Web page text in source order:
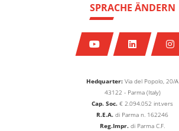
Hedquarter: Via del Popolo, 20/A
43122 - Parma (Italy)
Cap. Soc. € 2.094.052 int.vers
R.E.A. di Parma n. 162246
Reg.Impr. di Parma C.F.
SPRACHE ÄNDERN